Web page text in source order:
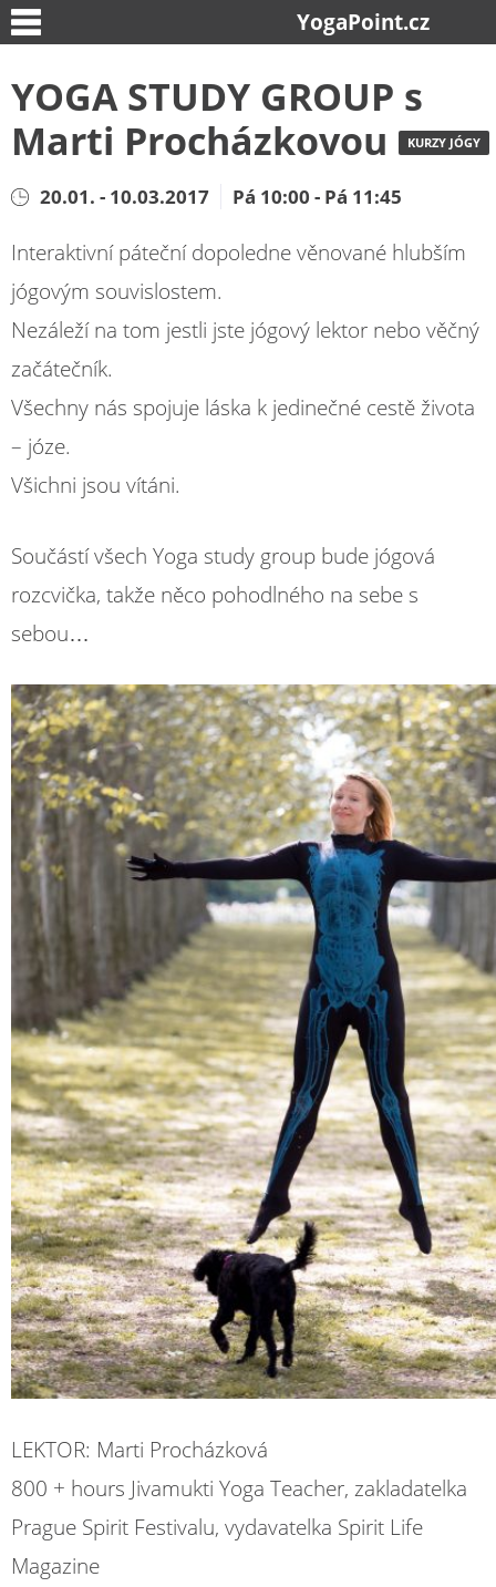
YogaPoint.cz
YOGA STUDY GROUP s
Marti Procházkovou
KURZY JÓGY
20.01. - 10.03.2017 Pá 10:00 - Pá 11:45
Interaktivní páteční dopoledne věnované hlubším
jógovým souvislostem.
Nezáleží na tom jestli jste jógový lektor nebo věčný
začátečník.
Všechny nás spojuje láska k jedinečné cestě života
– józe.
Všichni jsou vítáni.
Součástí všech Yoga study group bude jógová
rozcvička, takže něco pohodlného na sebe s
sebou…
LEKTOR: Marti Procházková
800 + hours Jivamukti Yoga Teacher, zakladatelka
Prague Spirit Festivalu, vydavatelka Spirit Life
Magazine